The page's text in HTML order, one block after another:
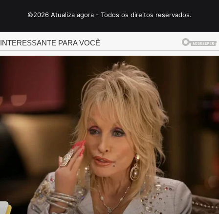
©2026 Atualiza agora - Todos os direitos reservados.